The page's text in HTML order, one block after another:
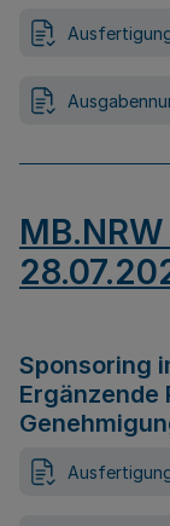
Sponsoring
Ergänzende